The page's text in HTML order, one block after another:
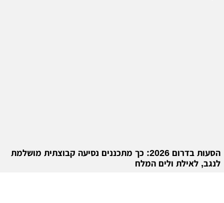
הסעות בדרום 2026: כך מתכננים נסיעה קבוצתית מושלמת
לנגב, לאילת ולים המלח